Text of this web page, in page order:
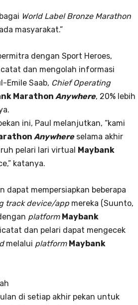
World Label Bronze Marathon
masyarakat.”
dengan Sport Heroes,
dan mengolah informasi
Emile Saab, Chief Operating
Marathon Anywhere, 20% lebih
ini, Paul melanjutkan, “kami
Anywhereselama akhir
pelari lari virtual
Maybank
katanya.
dapat mempersiapkan beberapa
track device/app mereka (Suunto,
platform Maybank
dan pelari dapat mengecek
melalui platform Maybank
di setiap akhir pekan untuk